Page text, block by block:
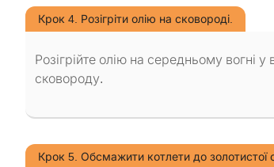
Крок 4. Розігріти олію на сковороді.
Розігрійте олію на середньому вогні
сковороду.
Крок 5. Обсмажити котлети до золотистої